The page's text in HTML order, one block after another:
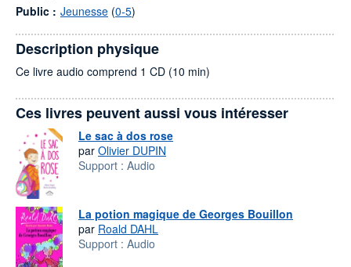
Public : Jeunesse (0-5)
Description physique
Ce livre audio comprend 1 CD (10 min)
Ces livres peuvent aussi vous intéresser
Le sac à dos rose
par Olivier DUPIN
Support : Audio
La potion magique de Georges Bouillon
par Roald DAHL
Support : Audio